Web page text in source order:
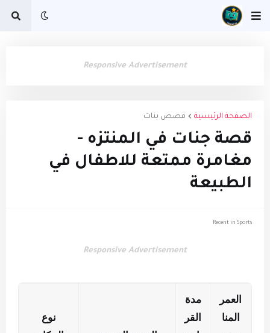
Responsive Advertisement
الصفحة الرئيسية قصص بنات
قصة جنات في المنتزه -
مغامرة ممتعة للاطفال في
الطبيعة
Recent in Sports
Responsive Advertisement
العمر
المنا
مدة
القر
نوع